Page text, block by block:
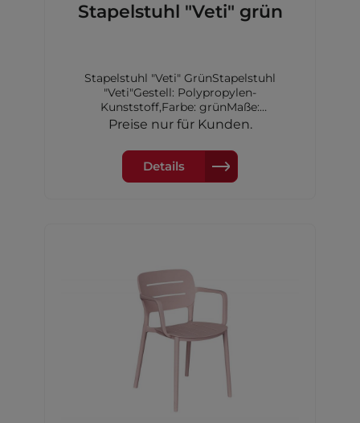
Stapelstuhl "Veti" grün
Stapelstuhl "Veti" GrünStapelstuhl
"Veti"Gestell: Polypropylen-
Kunststoff,Farbe: grünMaße:
52,5x53x79cm
Preise nur für Kunden.
Details